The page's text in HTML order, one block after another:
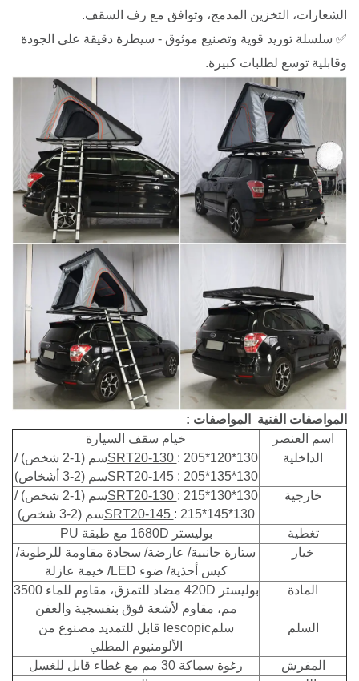
الشعارات، التخزين المدمج، وتوافق مع رف السقف.
✅ سلسلة توريد قوية وتصنيع موثوق - سيطرة دقيقة على الجودة
وقابلية توسع لطلبات كبيرة.
المواصفات الفنية المواصفات :
اسم العنصر
خيام سقف السيارة
الداخلية
SRT20-130 : 205*120*130سم (1-2 شخص) /
SRT20-145 : 205*135*130سم (2-3 أشخاص)
خارجية
SRT20-130 : 215*130*130سم (1-2 شخص) /
SRT20-145 : 215*145*130سم (2-3 شخص)
تغطية
بوليستر 1680D مع طبقة PU
خيار
ستارة جانبية/ عارضة/ سجادة مقاومة للرطوبة/
كيس أحذية/ ضوء LED/ خيمة عازلة
المادة
بوليستر 420D مضاد للتمزق، مقاوم للماء 3500
مم، مقاوم لأشعة فوق بنفسجية والعفن
السلم
سلمlescopic قابل للتمديد مصنوع من
الألومنيوم المطلي
المفرش
رغوة سماكة 30 مم مع غطاء قابل للغسل